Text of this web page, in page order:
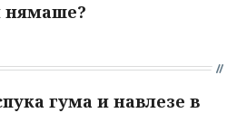
нямаше?
гума и навлезе в